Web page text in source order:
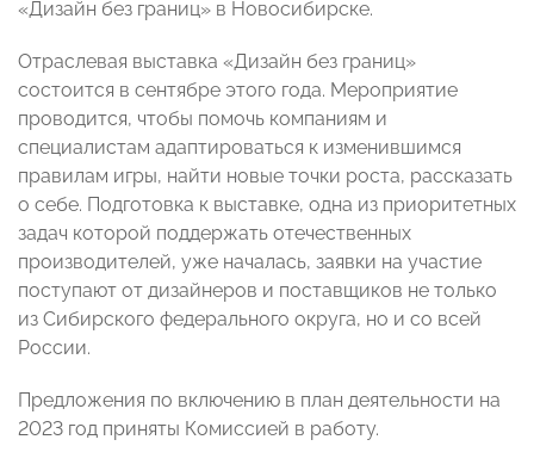
«Дизайн без границ» в Новосибирске.
Отраслевая выставка «Дизайн без границ»
состоится в сентябре этого года. Мероприятие
проводится, чтобы помочь компаниям и
специалистам адаптироваться к изменившимся
правилам игры, найти новые точки роста, рассказать
о себе. Подготовка к выставке, одна из приоритетных
задач которой поддержать отечественных
производителей, уже началась, заявки на участие
поступают от дизайнеров и поставщиков не только
из Сибирского федерального округа, но и со всей
России.
Предложения по включению в план деятельности на
2023 год приняты Комиссией в работу.